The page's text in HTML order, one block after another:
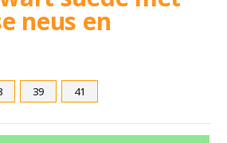
neus en
39 41